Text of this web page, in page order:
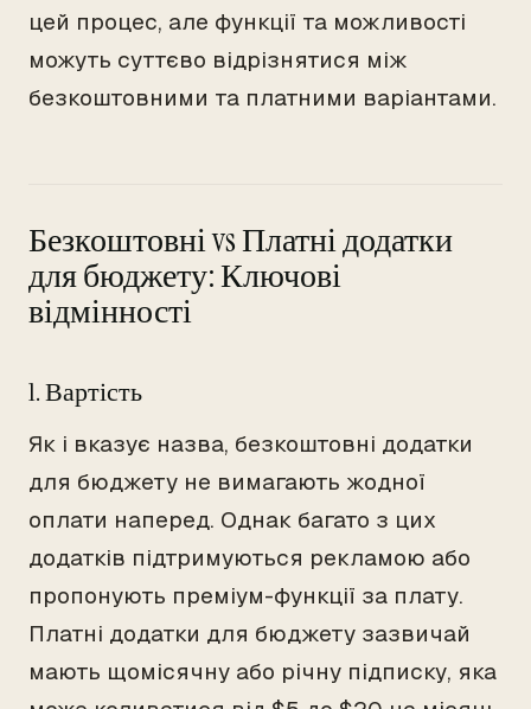
цей процес, але функції та можливості
можуть суттєво відрізнятися між
безкоштовними та платними варіантами.
Безкоштовні vs Платні додатки
для бюджету: Ключові
відмінності
1. Вартість
Як і вказує назва, безкоштовні додатки
для бюджету не вимагають жодної
оплати наперед. Однак багато з цих
додатків підтримуються рекламою або
пропонують преміум-функції за плату.
Платні додатки для бюджету зазвичай
мають щомісячну або річну підписку, яка